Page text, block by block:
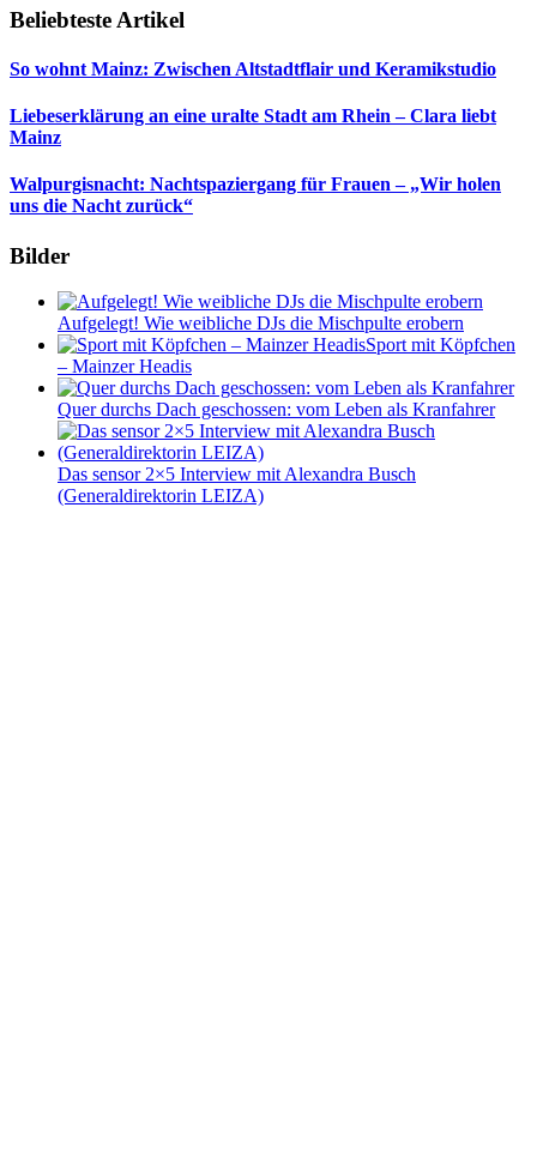
Beliebteste Artikel
So wohnt Mainz: Zwischen Altstadtflair und Keramikstudio
Liebeserklärung an eine uralte Stadt am Rhein – Clara liebt
Mainz
Walpurgisnacht: Nachtspaziergang für Frauen – „Wir holen
uns die Nacht zurück“
Bilder
Aufgelegt! Wie weibliche DJs die Mischpulte erobern
Sport mit Köpfchen
– Mainzer Headis
Quer durchs Dach geschossen: vom Leben als Kranfahrer
Das sensor 2×5 Interview mit Alexandra Busch
(Generaldirektorin LEIZA)